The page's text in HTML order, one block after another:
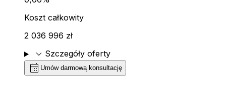
Koszt całkowity
2 036 996 zł
expand_more Szczegóły oferty
calendar_month Umów darmową konsultację